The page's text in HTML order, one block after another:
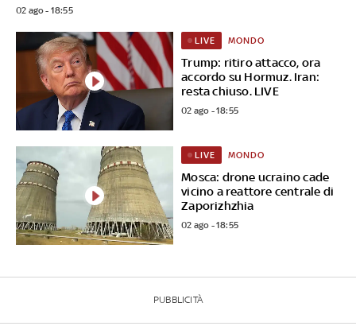
02 ago - 18:55
Trump: ritiro attacco, ora
accordo su Hormuz. Iran:
resta chiuso. LIVE
LIVE MONDO
02 ago - 18:55
Mosca: drone ucraino cade
vicino a reattore centrale di
Zaporizhzhia
LIVE MONDO
02 ago - 18:55
PUBBLICITÀ